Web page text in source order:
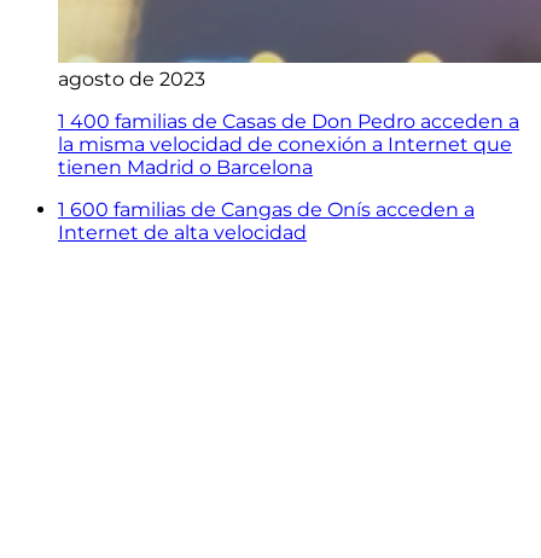
agosto de 2023
1 400 familias de Casas de Don Pedro acceden a
la misma velocidad de conexión a Internet que
tienen Madrid o Barcelona
1 600 familias de Cangas de Onís acceden a
Internet de alta velocidad